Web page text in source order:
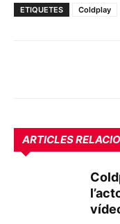
ETIQUETES Coldplay
ARTICLES